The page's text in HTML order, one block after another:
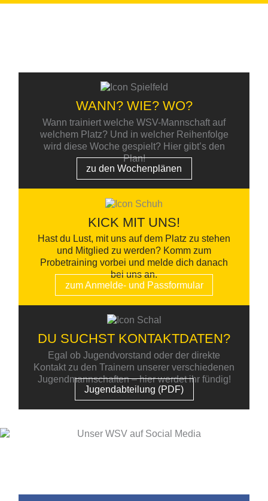
WANN? WIE? WO?
Wann trainiert welche WSV-Mannschaft auf
welchem Platz? Und in welcher Reihenfolge
wird diese Woche gespielt? Hier gibt’s den
Plan!
zu den Wochenplänen
KICK MIT UNS!
Hast du Lust, mit uns auf dem Platz zu stehen
und Mitglied zu werden? Komm zum
Probetraining vorbei und melde dich danach
bei uns an.
zum Anmelde- und Passformular
DU SUCHST KONTAKTDATEN?
Egal ob Jugendvorstand oder der direkte
Kontakt zu den Trainern unserer verschiedenen
Jugendmannschaften – hier werdet ihr fündig!
Jugendabteilung (PDF)